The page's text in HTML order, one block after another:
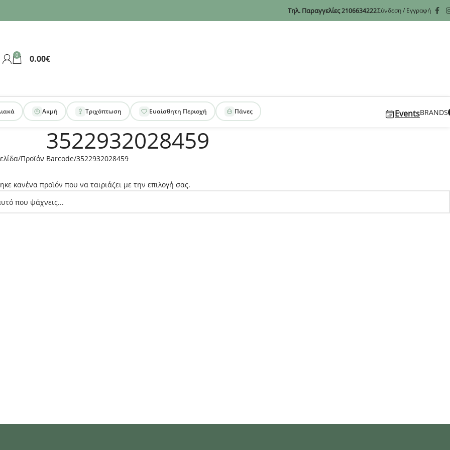
Τηλ. Παραγγελίες2106634222Σύνδεση / Εγγραφή
0 0.00€
Ακμή Τριχόπτωση Ευαίσθητη Περιοχή Πάνες EventsBRANDS
3522932028459
Προϊόν Barcode 3522932028459
κανένα προϊόν που να ταιριάζει με την επιλογή σας.